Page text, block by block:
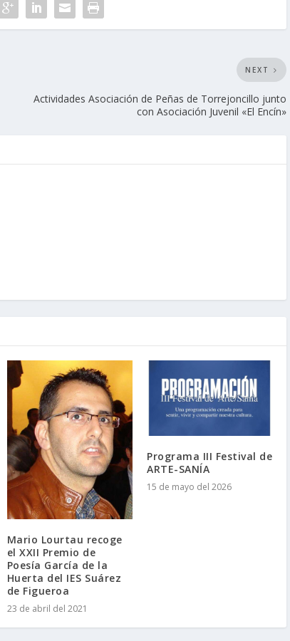
NEXT
Actividades Asociación de Peñas de Torrejoncillo junto
con Asociación Juvenil «El Encín»
Mario Lourtau recoge
el XXII Premio de
Poesía García de la
Huerta del IES Suárez
de Figueroa
23 de abril del 2021
Programa III Festival de
ARTE-SANÍA
15 de mayo del 2026